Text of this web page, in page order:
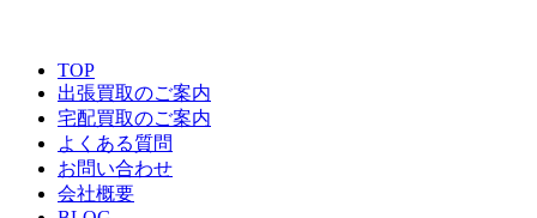
TOP
出張買取のご案内
宅配買取のご案内
よくある質問
お問い合わせ
会社概要